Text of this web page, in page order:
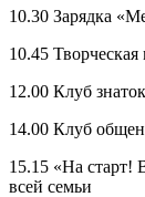
10.30 Зарядка
10.45
12.00 Клуб
14.00 Клуб
15.15 «На старт!
всей семьи